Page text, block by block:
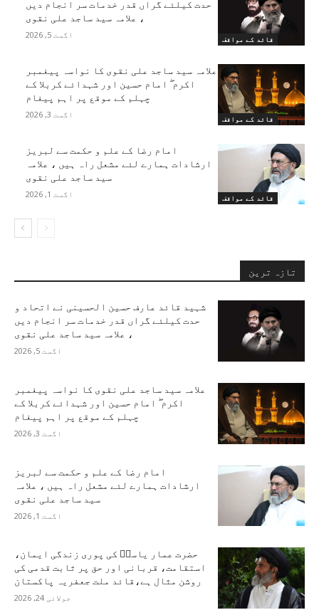
قائد کے مواقف
حدت کیلئے گراں قدر خدمات سر انجام دیں
، علامہ سید ساجد علی نقوی
اگست 5, 2026
قائد کے مواقف
علامہ سید ساجد علی نقوی کا نواسہ پیغمبر
اکرم ۖ امام حسین اور شہدائے کربلا کے
چہلم کے موقع پر اہم پیغام
اگست 3, 2026
قائد کے مواقف
امام رضا کے علم و حکمت سے لبریز
ارشادات ہمارے لئے مشعل راہ ہیں ، علامہ
سید ساجد علی نقوی
اگست 1, 2026
تازہ ترین
شہید قائد عارف حسین الحسینی نے اتحاد و
حدت کیلئے گراں قدر خدمات سر انجام دیں
، علامہ سید ساجد علی نقوی
اگست 5, 2026
علامہ سید ساجد علی نقوی کا نواسہ پیغمبر
اکرم ۖ امام حسین اور شہدائے کربلا کے
چہلم کے موقع پر اہم پیغام
اگست 3, 2026
امام رضا کے علم و حکمت سے لبریز
ارشادات ہمارے لئے مشعل راہ ہیں ، علامہ
سید ساجد علی نقوی
اگست 1, 2026
حضرت عمار یاسرؑ کی پوری زندگی ایمان،
استقامت، قربانی اور حق پر ثابت قدمی کی
روشن مثال ہے،قائد ملت جعفریہ پاکستان
جولائی 24, 2026